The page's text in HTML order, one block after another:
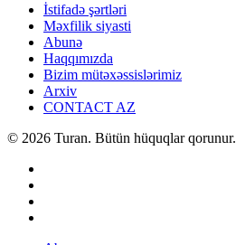
İstifadə şərtləri
Məxfilik siyasti
Abunə
Haqqımızda
Bizim mütəxəssislərimiz
Arxiv
CONTACT AZ
© 2026 Turan. Bütün hüquqlar qorunur.